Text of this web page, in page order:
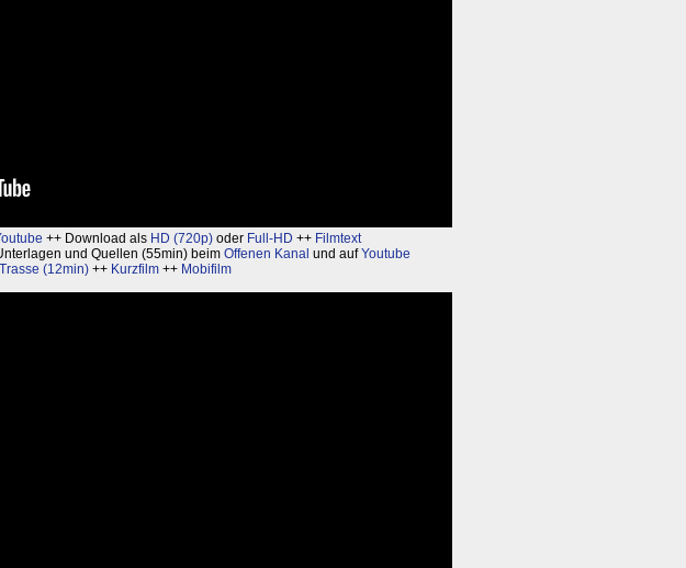
++ Download als HD (720p)oder Full-HD ++ Filmtext
und Quellen (55min) beim Offenen Kanal und aufYoutube
(12min) ++ Kurzfilm ++ Mobifilm